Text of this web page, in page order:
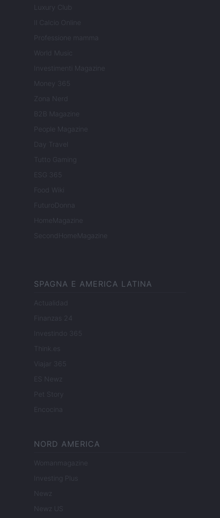
Luxury Club
Il Calcio Online
Professione mamma
World Music
Investimenti Magazine
Money 365
Zona Nerd
B2B Magazine
People Magazine
Day Travel
Tutto Gaming
ESG 365
Food Wiki
FuturoDonna
HomeMagazine
SecondHomeMagazine
SPAGNA E AMERICA LATINA
Actualidad
Finanzas 24
Investindo 365
Think.es
Viajar 365
ES Newz
Pet Story
Encocina
NORD AMERICA
Womanmagazine
Investing Plus
Newz
Newz US